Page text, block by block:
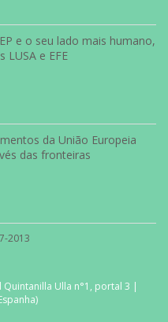
e o seu lado mais humano,
LUSA e EFE
da União Europeia
das fronteiras
2013
Ulla n°1, portal 3 |